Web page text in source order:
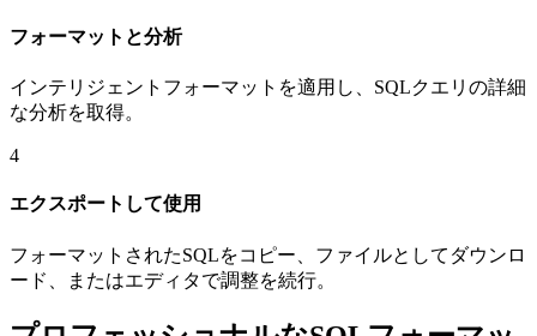
フォーマットと分析
インテリジェントフォーマットを適用し、SQLクエリの詳細
な分析を取得。
4
エクスポートして使用
フォーマットされたSQLをコピー、ファイルとしてダウンロ
ード、またはエディタで調整を続行。